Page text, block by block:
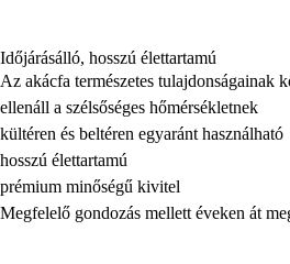
Időjárásálló, hosszú élettartamú
Az akácfa természetes tulajdonságainak
ellenáll a szélsőséges hőmérsékletnek
kültéren és beltéren egyaránt használható
hosszú élettartamú
prémium minőségű kivitel
Megfelelő gondozás mellett éveken át